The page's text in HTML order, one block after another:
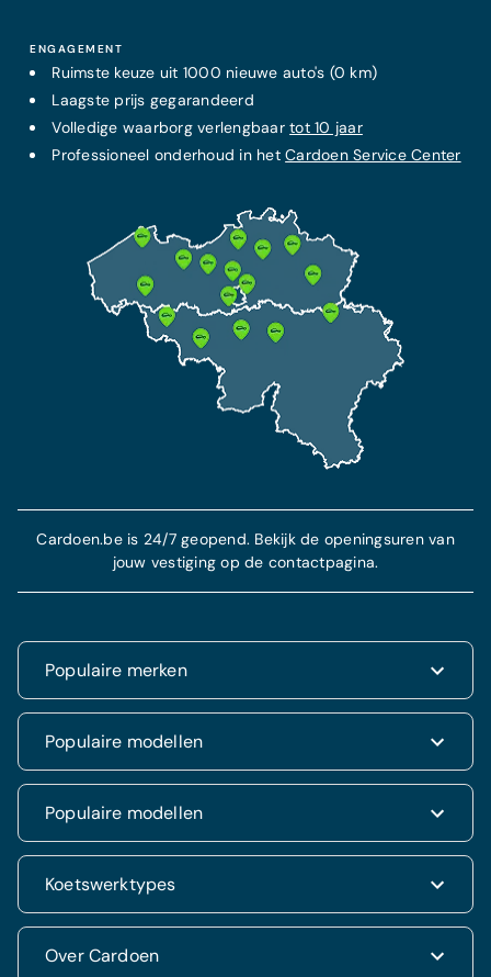
ENGAGEMENT
Ruimste keuze uit 1000 nieuwe auto's (0 km)
Laagste prijs gegarandeerd
Volledige waarborg verlengbaartot 10 jaar
Professioneel onderhoud in hetCardoen Service Center
Populaire merken
Renault
Dacia
Volkswagen
Hyundai
Kia
Mercedes
Opel
Populaire modellen
Renault Clio
Fiat 500
Hyundai Tucson
Kia Rio
Nissan Qashqai
Populaire modellen
Hyundai i20
Jeep Renegade
Volkswagen Golf VII
Koetswerktypes
SUV & 4x4
Cardoen.be is 24/7 geopend. Bekijk de openingsuren van
jouw vestiging op de contactpagina.
Over Cardoen